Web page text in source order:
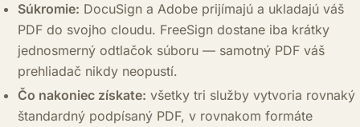
Súkromie: DocuSign a Adobe prijímajú a ukladajú váš
PDF do svojho cloudu. FreeSign dostane iba krátky
jednosmerný odtlačok súboru — samotný PDF váš
prehliadač nikdy neopustí.
Čo nakoniec získate: všetky tri služby vytvoria rovnaký
štandardný podpísaný PDF, v rovnakom formáte